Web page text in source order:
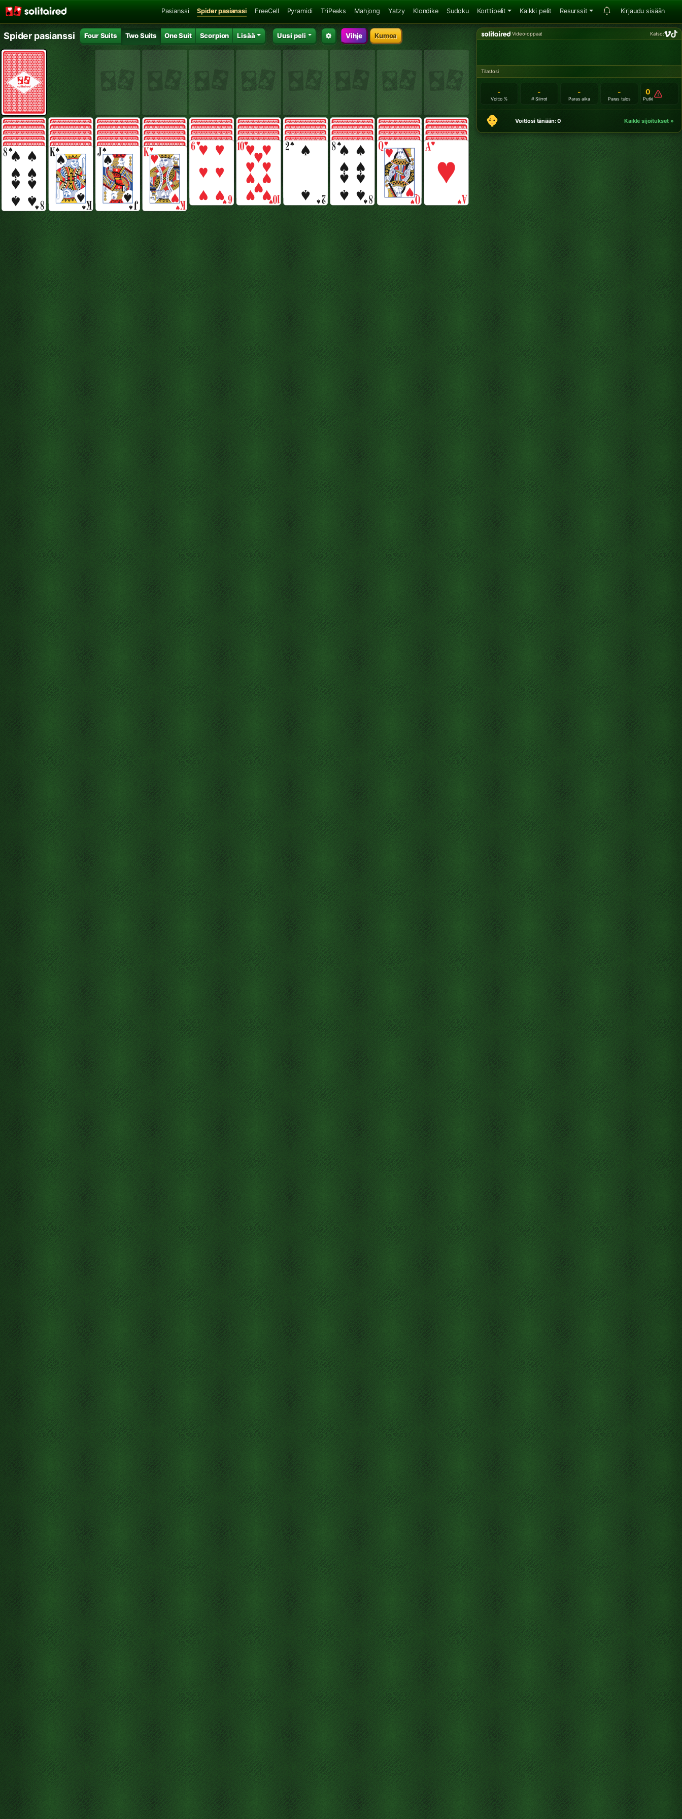
Pasianssi Spider pasianssi FreeCell Pyramidi TriPeaks Mahjong Yatzy Klondike Sudoku Korttipelit Kaikki pelit Resurssit Kirjaudu sisään
Spider pasianssi Four Suits Two Suits One Suit Scorpion Lisää Uusi peli Vihje Kumoa Video-oppaat Katso:
Tilastosi
-
Voitto %
-
# Siirrot
-
Paras aika
-
Paras tulos
0
Putki
Voittosi tänään: 0 Kaikki sijoitukset »